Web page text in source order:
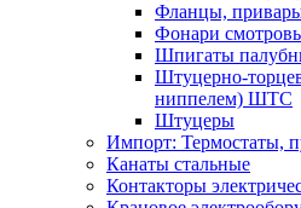
Фланцы,
Фонари
Шпигаты
Штуцерно-
ниппелем) ШТС
Штуцеры
Импорт: Термостаты,
Канаты стальные
Контакторы